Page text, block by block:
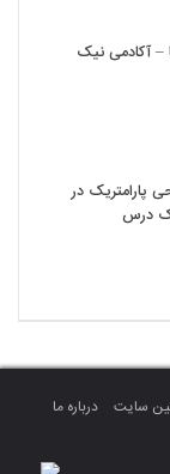
– آکادمی نیک
پارامتریک در
درس
سایت
درباره ما